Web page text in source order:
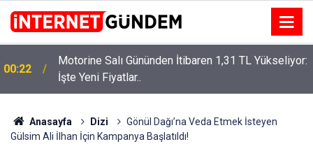
00:22
Motorine Salı Gününden İtibaren 1,31 TL Yükseliyor:
İşte Yeni Fiyatlar..
Anasayfa Dizi
Gönül Dağı’na Veda Etmek İsteyen
Gülsim Ali İlhan İçin Kampanya Başlatıldı!